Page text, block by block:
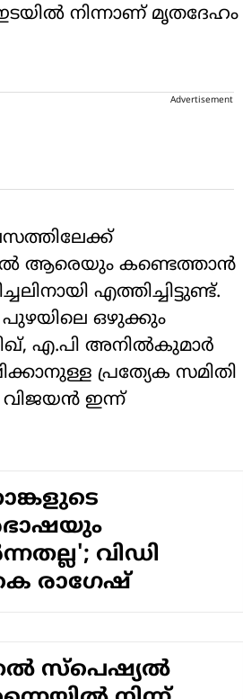
നിന്നാണ് മൃതദേഹം
Advertisement
ആരെയും കണ്ടെത്താന്‍
എത്തിച്ചിട്ടുണ്ട്.
ഒഴുക്കും
എ.പി അനില്‍കുമാര്‍
പ്രത്യേക സമിതി
വിജയന്‍ ഇന്ന്
വിഡി
രാഗേഷ്
സ്‌പെഷ്യല്‍